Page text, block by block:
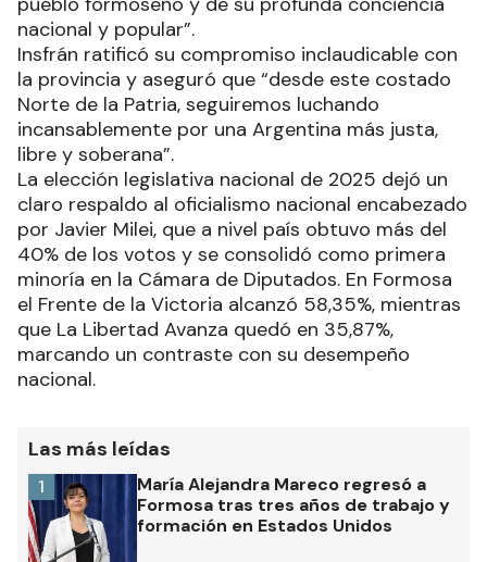
nacional y popular”.
Insfrán ratificó su compromiso inclaudicable con
la provincia y aseguró que “desde este costado
Norte de la Patria, seguiremos luchando
incansablemente por una Argentina más justa,
libre y soberana”.
La elección legislativa nacional de 2025 dejó un
claro respaldo al oficialismo nacional encabezado
por Javier Milei, que a nivel país obtuvo más del
40% de los votos y se consolidó como primera
minoría en la Cámara de Diputados. En Formosa
el Frente de la Victoria alcanzó 58,35%, mientras
que La Libertad Avanza quedó en 35,87%,
marcando un contraste con su desempeño
nacional.
Las más leídas
María Alejandra Mareco regresó a
Formosa tras tres años de trabajo y
formación en Estados Unidos
1